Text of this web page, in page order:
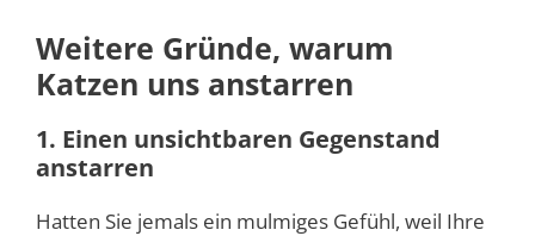
Weitere Gründe, warum
Katzen uns anstarren
1. Einen unsichtbaren Gegenstand
anstarren
Hatten Sie jemals ein mulmiges Gefühl, weil Ihre